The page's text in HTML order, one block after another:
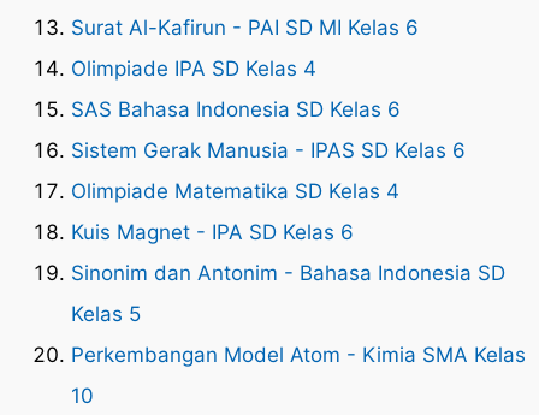
Surat Al-Kafirun - PAI SD MI Kelas 6
Olimpiade IPA SD Kelas 4
SAS Bahasa Indonesia SD Kelas 6
Sistem Gerak Manusia - IPAS SD Kelas 6
Olimpiade Matematika SD Kelas 4
Kuis Magnet - IPA SD Kelas 6
Sinonim dan Antonim - Bahasa Indonesia SD
Kelas 5
Perkembangan Model Atom - Kimia SMA Kelas
10